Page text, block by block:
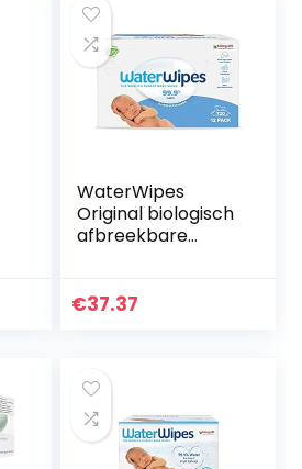
WaterWipes
Original biologisch
afbreekbare
gebaseerd &
€37.37